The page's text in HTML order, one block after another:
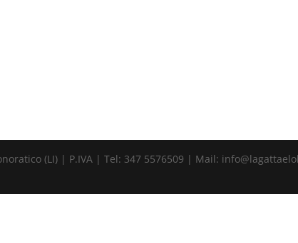
(LI) | P.IVA | Tel: 347 5576509 | Mail: